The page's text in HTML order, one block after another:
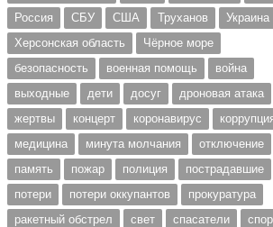
Россия
СБУ США Труханов
Украина
Херсонская область
Чёрное море
безопасность
военная помощь
война
выходные
дети досуг
дроновая атака
жертвы
концерт коронавирус
медицина
минута молчания
отключение
память
пожар полиция
пострадавшие
потери
потери оккупантов
прокуратура
ракетный обстрел
свет спасатели